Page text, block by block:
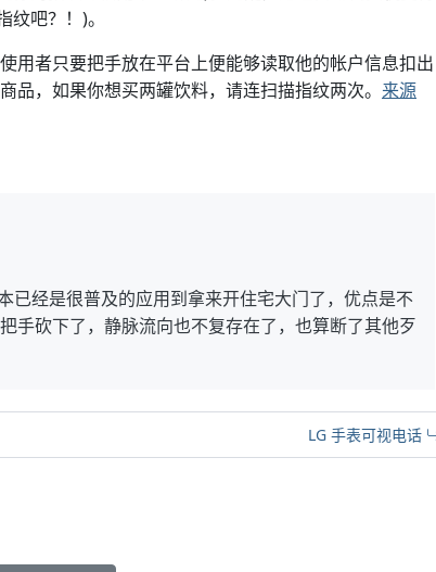
吧？！)。
用者只要把手放在平台上便能够读取他的帐户信息扣出
，如果你想买两罐饮料，请连扫描指纹两次。 来源
已经是很普及的应用到拿来开住宅大门了，优点是不
手砍下了，静脉流向也不复存在了，也算断了其他歹
LG 手表可视电话